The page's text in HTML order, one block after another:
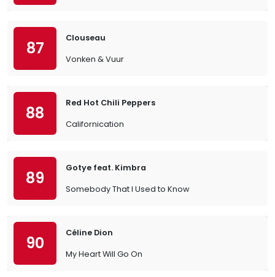
87
Clouseau
Vonken & Vuur
88
Red Hot Chili Peppers
Californication
89
Gotye feat. Kimbra
Somebody That I Used to Know
90
Céline Dion
My Heart Will Go On